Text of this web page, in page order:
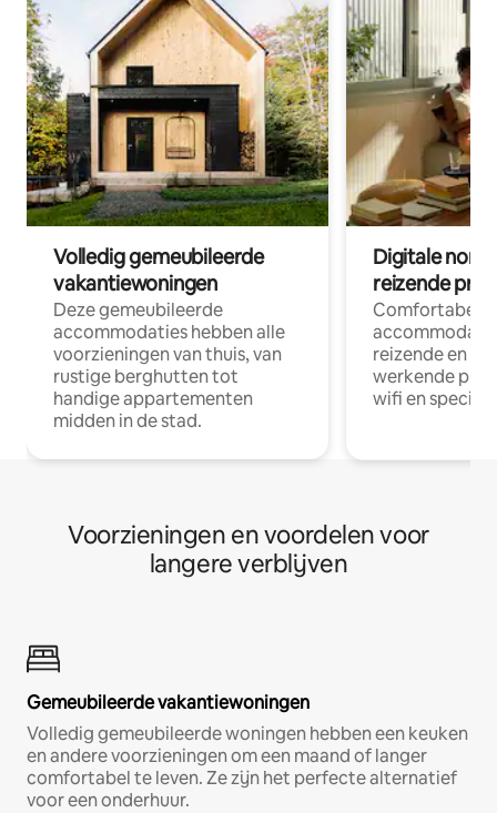
Volledig gemeubileerde
vakantiewoningen
Deze gemeubileerde
accommodaties hebben alle
voorzieningen van thuis, van
rustige berghutten tot
handige appartementen
midden in de stad.
Digitale
reizende
Comfortabele
reizende en
werkende
wifi en
Voorzieningen en voordelen voor
langere verblijven
Gemeubileerde vakantiewoningen
Volledig gemeubileerde woningen hebben een keuken
en andere voorzieningen om een maand of langer
comfortabel te leven. Ze zijn het perfecte alternatief
voor een onderhuur.